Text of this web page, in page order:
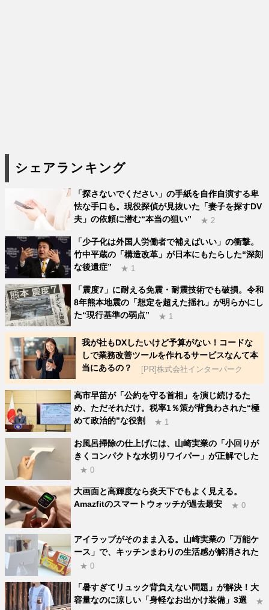
シェアランキング
「探さないでください」の手紙を自作自演する卑
怯な手口も。現役探偵が見抜いた「妻子を探すDV
夫」の依頼に潜む“本当の狙い”
★ 2
「少子化は外国人労働者で補えばいい」の衝撃。
竹中平蔵の「構造改革」が日本にもたらした“深刻
な後遺症”
★ 1
「震度7」に耐える免震・耐震技術でも破損。令和
8年熊本地震の「想定を超えた揺れ」が明らかにし
た“現行基準の弱点”
★ 1
我が社もDXしたいけど予算がない！コードな
しで業務改善ツールを作れるサービスなんて本
当にあるの？
[PR]株式会社インターパーク
高市早苗が「公約を守る首相」を演じ続けるた
め、ただそれだけ。税率1％策が背負わされた“極
めて政治的”な役割
★ 1
お風呂掃除の仕上げには、山崎実業の「小回りが
きくコンパクトな水切りワイパー」が正解でした
★ 0
大画面と高輝度なら炎天下でもよく見える。
Amazfitのスマートウォッチが過去最安
★ 0
アイラップがそのまま入る。山崎実業の「万能ケ
ース」で、キッチンまわりの生活感が解消された
★ 0
「暑すぎてリュック背負えない問題」が解決！大
容量なのに涼しい「身軽なお出かけ装備」3選
★